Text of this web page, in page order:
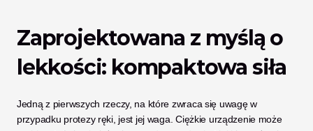
Zaprojektowana z myślą o
lekkości: kompaktowa siła
Jedną z pierwszych rzeczy, na które zwraca się uwagę w
przypadku protezy ręki, jest jej waga. Ciężkie urządzenie może